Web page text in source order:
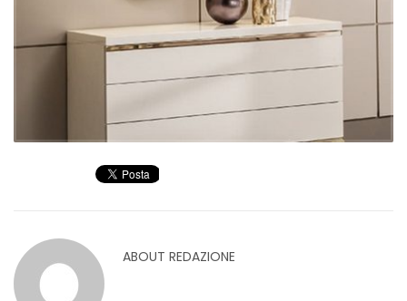
ABOUT REDAZIONE